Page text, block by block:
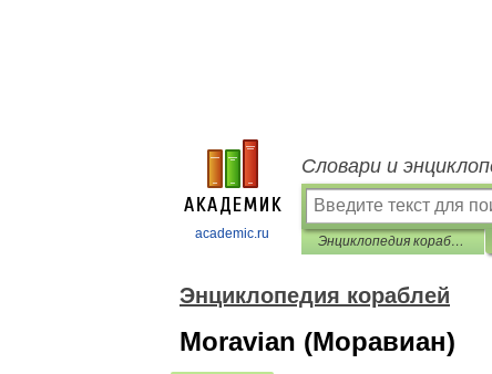
academic.ru
Словари и
Энциклопедия кораблей
Энциклопедия кораблей
Moravian (Моравиан)